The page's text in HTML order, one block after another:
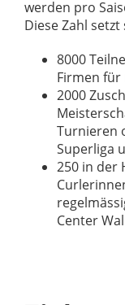
werden pro
Diese Zahl
8000
Firmen
2000
Turnieren
Superliga
250 in der
Center